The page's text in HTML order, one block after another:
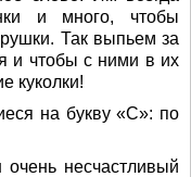
и много, чтобы
Так выпьем за
и чтобы с ними в их
куколки!
на букву «С»: по
несчастливый